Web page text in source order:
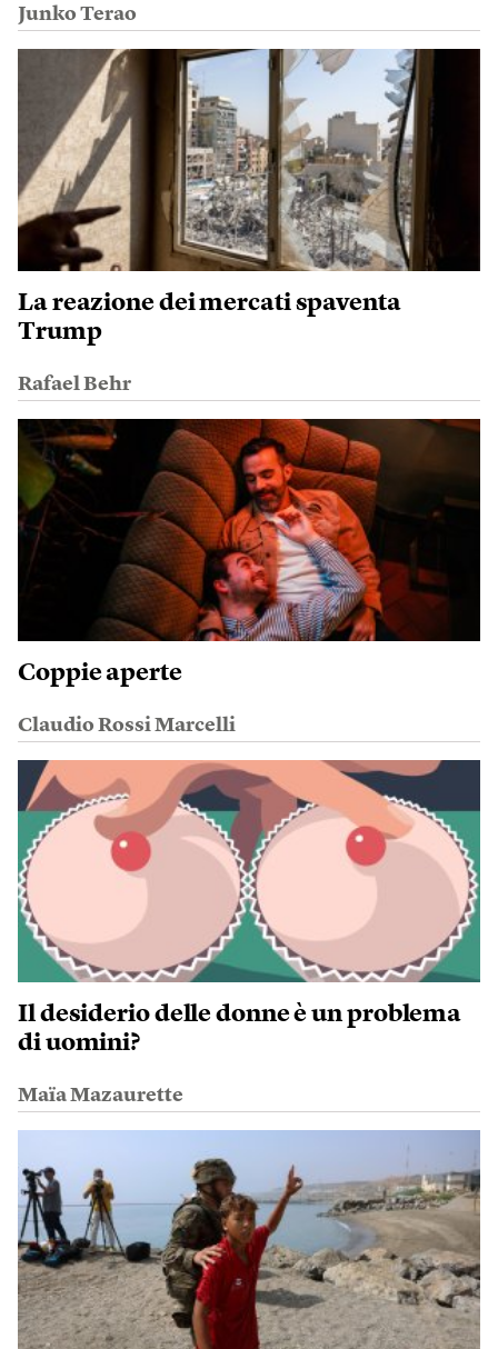
Junko Terao
La reazione dei mercati spaventa
Trump
Rafael Behr
Coppie aperte
Claudio Rossi Marcelli
Il desiderio delle donne è un problema
di uomini?
Maïa Mazaurette